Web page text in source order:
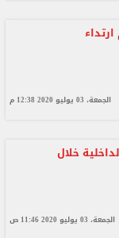
ارتداء
الجمعة، 03 يوليو 2020 12:38 م
خلال
الجمعة، 03 يوليو 2020 11:46 ص